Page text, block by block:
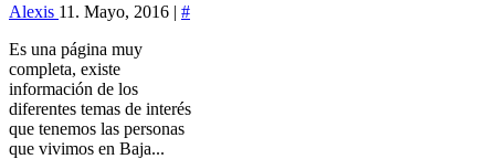
Alexis 11. Mayo, 2016 | #
Es una página muy
completa, existe
información de los
diferentes temas de interés
que tenemos las personas
que vivimos en Baja...